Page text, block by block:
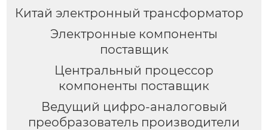
Китай электронный трансформатор
Электронные компоненты
поставщик
Центральный процессор
компоненты поставщик
Ведущий цифро-аналоговый
преобразователь производители